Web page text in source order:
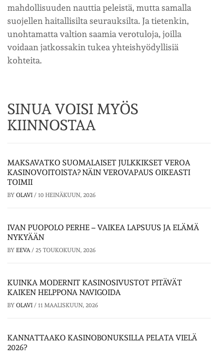
mahdollisuuden nauttia peleistä, mutta samalla
suojellen haitallisilta seurauksilta. Ja tietenkin,
unohtamatta valtion saamia verotuloja, joilla
voidaan jatkossakin tukea yhteishyödyllisiä
kohteita.
SINUA VOISI MYÖS
KIINNOSTAA
MAKSAVATKO SUOMALAISET JULKKIKSET VEROA
KASINOVOITOISTA? NÄIN VEROVAPAUS OIKEASTI
TOIMII
BY OLAVI / 10 HEINÄKUUN, 2026
IVAN PUOPOLO PERHE – VAIKEA LAPSUUS JA ELÄMÄ
NYKYÄÄN
BY EEVA / 25 TOUKOKUUN, 2026
KUINKA MODERNIT KASINOSIVUSTOT PITÄVÄT
KAIKEN HELPPONA NAVIGOIDA
BY OLAVI / 11 MAALISKUUN, 2026
KANNATTAAKO KASINOBONUKSILLA PELATA VIELÄ
2026?